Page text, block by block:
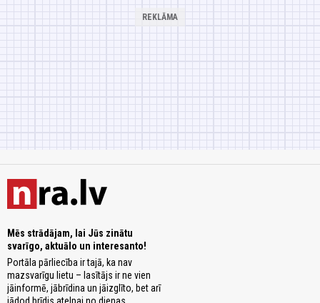
Mēs strādājam, lai Jūs zinātu
svarīgo, aktuālo un interesanto!
Portāla pārliecība ir tajā, ka nav
mazsvarīgu lietu – lasītājs ir ne vien
jāinformē, jābrīdina un jāizglīto, bet arī